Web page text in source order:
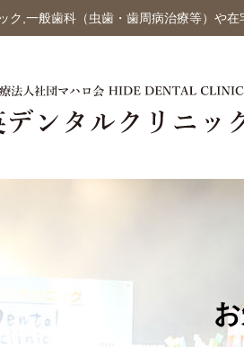
,一般歯科（虫歯・歯周病治療等）や在